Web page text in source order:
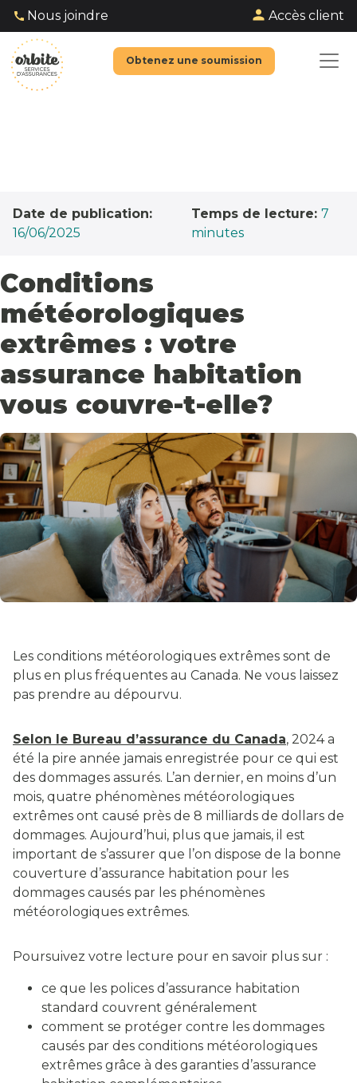
Nous joindre Accès client
Obtenez une soumission
Date de publication:
16/06/2025
Temps de lecture: 7
minutes
Conditions
météorologiques
extrêmes : votre
assurance habitation
vous couvre-t-elle?
Les conditions météorologiques extrêmes sont de
plus en plus fréquentes au Canada. Ne vous laissez
pas prendre au dépourvu.
Selon le Bureau d’assurance du Canada, 2024 a
été la pire année jamais enregistrée pour ce qui est
des dommages assurés. L’an dernier, en moins d’un
mois, quatre phénomènes météorologiques
extrêmes ont causé près de 8 milliards de dollars de
dommages. Aujourd’hui, plus que jamais, il est
important de s’assurer que l’on dispose de la bonne
couverture d’assurance habitation pour les
dommages causés par les phénomènes
météorologiques extrêmes.
Poursuivez votre lecture pour en savoir plus sur :
ce que les polices d’assurance habitation
standard couvrent généralement
comment se protéger contre les dommages
causés par des conditions météorologiques
extrêmes grâce à des garanties d’assurance